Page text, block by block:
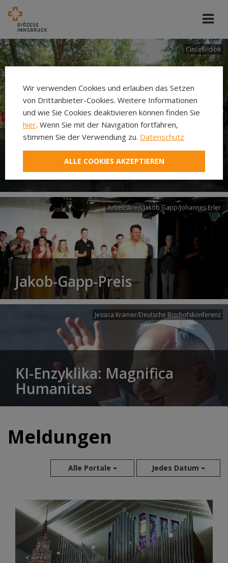
Cincelli/dibk
Neuer Pilgerweg Via
Laudato si’
Arbeitskreis Jakob Gapp/Johannes Erler
Jakob-Gapp-Preis
Jessica Krämer/Deutsche Bischofskonferenz
KI-Enzyklika: Magnifica
Humanitas
Meldungen
Alle Portale Jedes Datum
Aug 2026
Jul 2026
Jun 2026
Mai 2026
Apr 2026
Wir verwenden Cookies und erlauben das Setzen
von Drittanbieter-Cookies. Weitere Informationen
und wie Sie Cookies deaktivieren können finden Sie
hier. Wenn Sie mit der Navigation fortfahren,
stimmen Sie der Verwendung zu. Datenschutz
ALLE COOKIES AKZEPTIEREN